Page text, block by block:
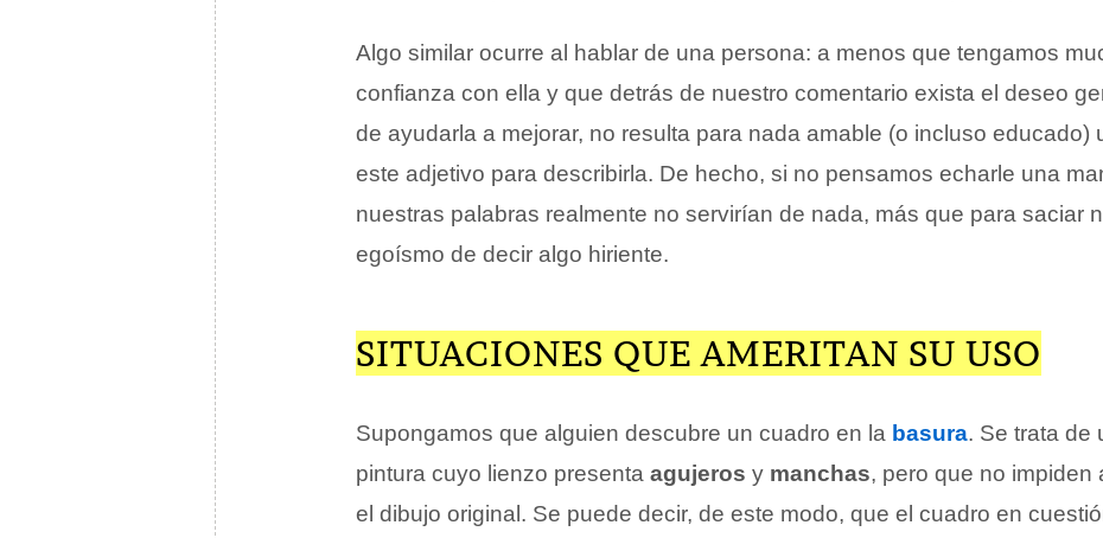
Algo similar ocurre al hablar de una persona: a menos que tengamos
confianza con ella y que detrás de nuestro comentario exista el deseo
de ayudarla a mejorar, no resulta para nada amable (o incluso educado)
este adjetivo para describirla. De hecho, si no pensamos echarle una
nuestras palabras realmente no servirían de nada, más que para saciar
egoísmo de decir algo hiriente.
SITUACIONES QUE AMERITAN SU USO
Supongamos que alguien descubre un cuadro en la basura. Se trata de
pintura cuyo lienzo presenta agujeros y manchas, pero que no impiden
el dibujo original. Se puede decir, de este modo, que el cuadro en